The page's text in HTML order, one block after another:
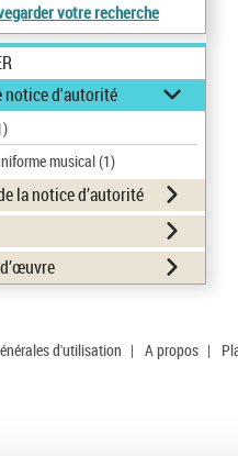
votre recherche
notice d'autorité
musical(1)
la notice d’autorité
d'utilisation | A propos |